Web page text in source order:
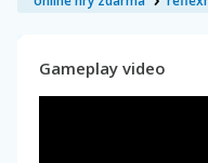
Gameplay video